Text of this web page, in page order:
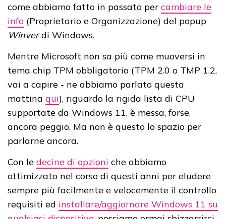
come abbiamo fatto in passato per cambiare le
info (Proprietario e Organizzazione) del popup
Winverdi Windows.
Mentre Microsoft non sa più come muoversi in
tema chip TPM obbligatorio (TPM 2.0 o TMP 1.2,
vai a capire - ne abbiamo parlato questa
mattina qui), riguardo la rigida lista di CPU
supportate da Windows 11, è messa, forse,
ancora peggio. Ma non è questo lo spazio per
parlarne ancora.
Con le decine di opzioni che abbiamo
ottimizzato nel corso di questi anni per eludere
sempre più facilmente e velocemente il controllo
requisiti ed installare/aggiornare Windows 11 su